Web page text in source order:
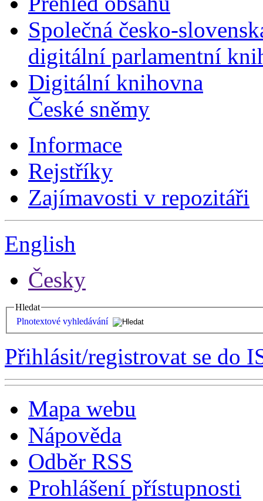
Společná česko-
digitální parlamentní
Digitální knihovna
České sněmy
Informace
Rejstříky
Zajímavosti v repozitáři
English
Česky
Hledat
Plnotextové vyhledávání
Přihlásit/registrovat se do
Mapa webu
Nápověda
Odběr RSS
Prohlášení přístupnosti